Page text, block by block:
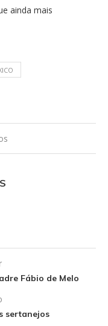
ainda mais
Fábio de Melo
sertanejos